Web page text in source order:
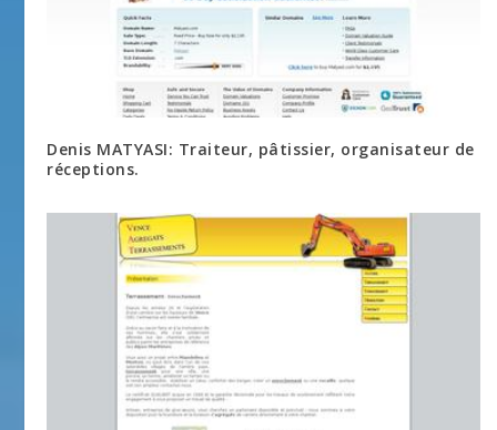
Denis MATYASI: Traiteur, pâtissier, organisateur de
réceptions.